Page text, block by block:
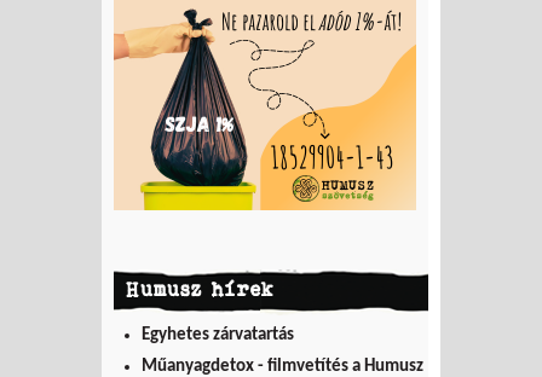
Humusz hírek
Egyhetes zárvatartás
Műanyagdetox - filmvetítés a Humusz